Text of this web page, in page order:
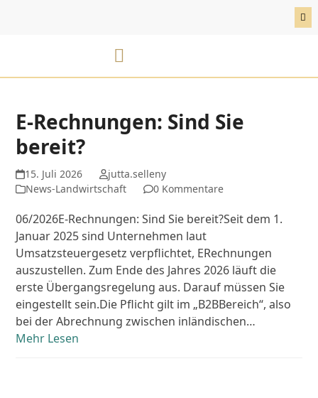
E-Rechnungen: Sind Sie
bereit?
15. Juli 2026
jutta.selleny
News-Landwirtschaft
0 Kommentare
06/2026E-Rechnungen: Sind Sie bereit?Seit dem 1.
Januar 2025 sind Unternehmen laut
Umsatzsteuergesetz verpflichtet, ERechnungen
auszustellen. Zum Ende des Jahres 2026 läuft die
erste Übergangsregelung aus. Darauf müssen Sie
eingestellt sein.Die Pflicht gilt im „B2BBereich“, also
bei der Abrechnung zwischen inländischen…
Mehr Lesen